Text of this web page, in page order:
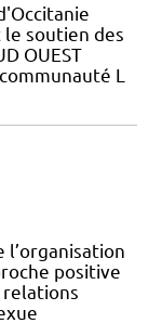
soutien des
OUEST
L
l’organisation
positive